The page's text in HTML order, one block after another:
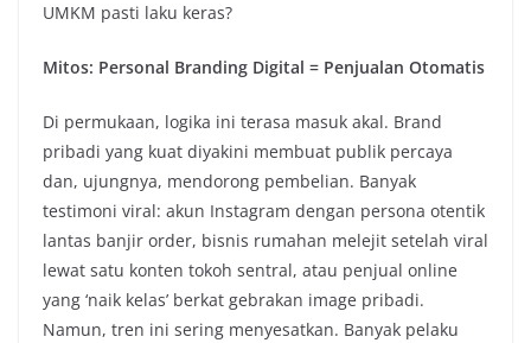
UMKM pasti laku keras?
Mitos: Personal Branding Digital = Penjualan Otomatis
Di permukaan, logika ini terasa masuk akal. Brand
pribadi yang kuat diyakini membuat publik percaya
dan, ujungnya, mendorong pembelian. Banyak
testimoni viral: akun Instagram dengan persona otentik
lantas banjir order, bisnis rumahan melejit setelah viral
lewat satu konten tokoh sentral, atau penjual online
yang ‘naik kelas’ berkat gebrakan image pribadi.
Namun, tren ini sering menyesatkan. Banyak pelaku